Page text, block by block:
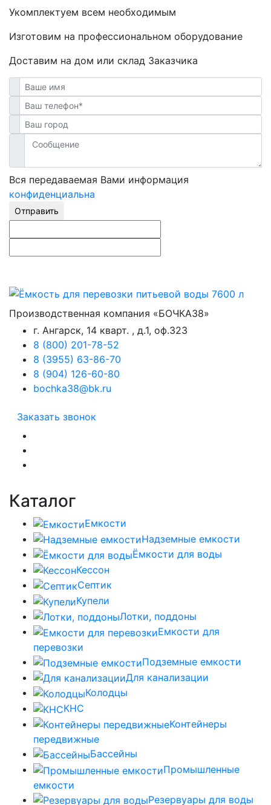
Укомплектуем всем необходимым
Изготовим на профессиональном оборудование
Доставим на дом или склад Заказчика
Вся передаваемая Вами информация
конфиденциальна
Отправить
Производственная компания «БОЧКА38»
г. Ангарск, 14 кварт. , д.1, оф.323
8 (800) 201-78-52
8 (3955) 63-86-70
8 (904) 126-60-80
bochka38@bk.ru
Заказать звонок
Каталог
Емкости
Надземные емкости
Ёмкости для воды
Кессон
Септик
Купели
Лотки, поддоны
Емкости для
перевозки
Подземные емкости
Для канализации
Колодцы
КНС
Контейнеры
передвижные
Бассейны
Промышленные
емкости
Резервуары для воды